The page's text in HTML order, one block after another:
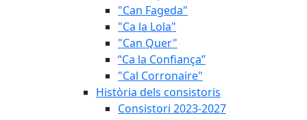
"Can Fageda"
"Ca la Lola"
"Can Quer"
“Ca la Confiança”
"Cal Corronaire"
Història dels consistoris
Consistori 2023-2027